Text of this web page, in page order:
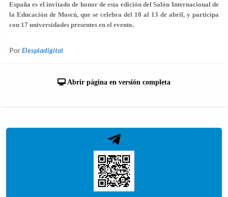
España es el invitado de honor de esta edición del Salón Internacional de
la Educación de Moscú, que se celebra del 10 al 13 de abril, y participa
con 17 universidades presentes en el evento.
PorElespiadigital
Abrir página en versión completa